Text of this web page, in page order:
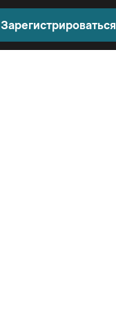
Зарегистрироваться